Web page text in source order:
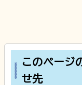
このページ
せ先